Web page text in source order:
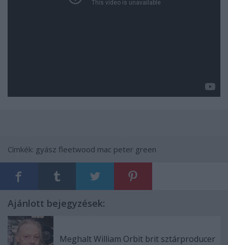
Címkék: gyász fleetwood mac peter green
Ajánlott bejegyzések:
Meghalt William Orbit brit sztárproducer